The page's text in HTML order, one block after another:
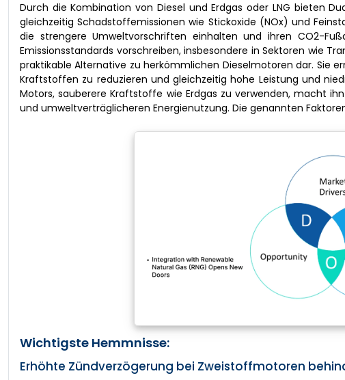
Durch die Kombination von Diesel und Erdgas oder LNG bieten
gleichzeitig Schadstoffemissionen wie Stickoxide (NOx) und
die strengere Umweltvorschriften einhalten und ihren CO2-
Emissionsstandards vorschreiben, insbesondere in Sektoren wie
praktikable Alternative zu herkömmlichen Dieselmotoren dar. Sie
Kraftstoffen zu reduzieren und gleichzeitig hohe Leistung und
Motors, sauberere Kraftstoffe wie Erdgas zu verwenden, macht
und umweltverträglicheren Energienutzung. Die genannten
Wichtigste Hemmnisse:
Erhöhte Zündverzögerung bei Zweistoffmotoren